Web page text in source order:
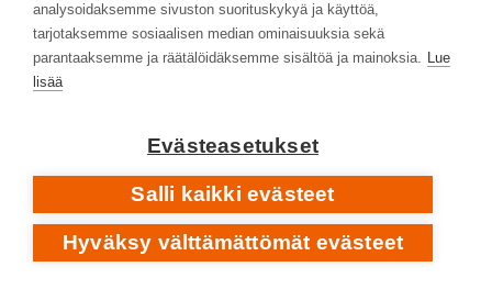
analysoidaksemme sivuston suorituskykyä ja käyttöä,
tarjotaksemme sosiaalisen median ominaisuuksia sekä
parantaaksemme ja räätälöidäksemme sisältöä ja mainoksia. Lue
lisää
Evästeasetukset
Salli kaikki evästeet
Hyväksy välttämättömät evästeet